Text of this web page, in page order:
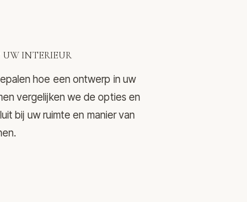
UW INTERIEUR
hoe een ontwerp in uw
vergelijken we de opties en
bij uw ruimte en manier van